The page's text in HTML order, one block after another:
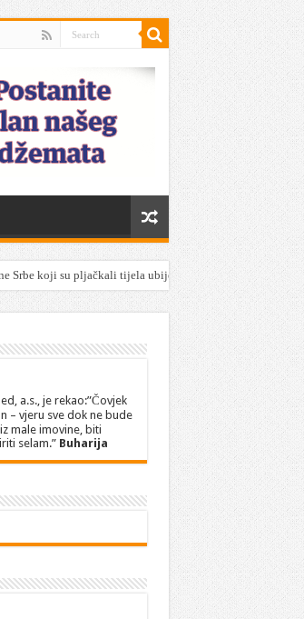
Srbe koji su pljačkali tijela ubijenih Srebreničana
a.s., je rekao:”Čovjek
– vjeru sve dok ne bude
male imovine, biti
selam.” Buharija